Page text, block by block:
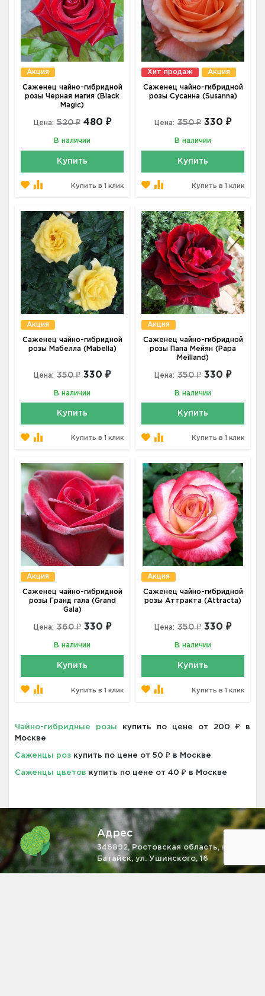
Акция
Саженец чайно-гибридной
розы Черная магия (Black
Magic)
Цена: 520 ₽ 480 ₽
В наличии
Купить
Купить в 1 клик
Хит продаж Акция
Саженец чайно-гибридной
розы Сусанна (Susanna)
Цена: 350 ₽ 330 ₽
В наличии
Купить
Купить в 1 клик
Акция
Саженец чайно-гибридной
розы Мабелла (Mabella)
Цена: 350 ₽ 330 ₽
В наличии
Купить
Купить в 1 клик
Акция
Саженец чайно-гибридной
розы Папа Мейян (Papa
Meilland)
Цена: 350 ₽ 330 ₽
В наличии
Купить
Купить в 1 клик
Акция
Саженец чайно-гибридной
розы Гранд гала (Grand
Gala)
Цена: 360 ₽ 330 ₽
В наличии
Купить
Купить в 1 клик
Акция
Саженец чайно-гибридной
розы Аттракта (Attracta)
Цена: 350 ₽ 330 ₽
В наличии
Купить
Купить в 1 клик
Чайно-гибридные розы купить по цене от 200 ₽ в
Москве
Саженцы роз купить по цене от 50 ₽ в Москве
Саженцы цветов купить по цене от 40 ₽ в Москве
Адрес
346892, Ростовская область, г.
Батайск, ул. Ушинского, 16